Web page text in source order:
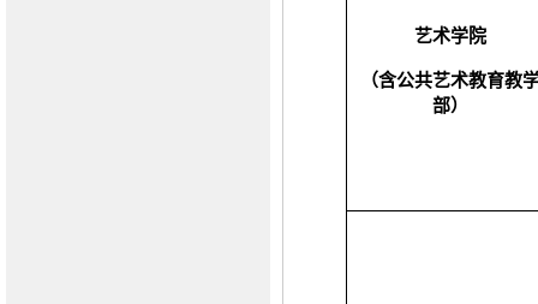
艺术学院
（含公共艺术教育教
部）